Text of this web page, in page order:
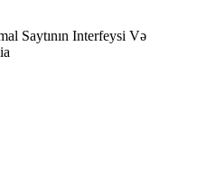
Saytının Interfeysi Və